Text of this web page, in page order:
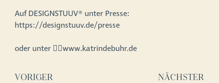
Auf DESIGNSTUUV® unter Presse:⁠⠀
https://designstuuv.de/presse⁠⠀
oder unter 👉🏻www.katrindebuhr.de⁠
VORIGER NÄCHSTER